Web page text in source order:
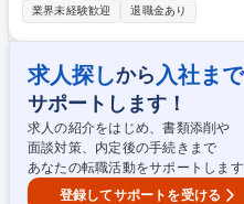
フルブランド商品の提案・売場プ
■得意先への訪問・関係構築： 既存
ヒアリング。 ■各種ご提案・見積書
案、価格設定。提案から納品まで
が築けます ■調整業務： 商品の「
スケジュール管理。 募集職種 古賀【食品の法人営業/女性積極採用】「甘
熟王」バナナ等の販促・企画
業界未経験歓迎 退職金あり
求人探しから 入社まで
サポートします！
求人の紹介をはじめ、書類添削や
面談対策、内定後の手続きまで
あなたの転職活動をサポートします
登録してサポートを受ける